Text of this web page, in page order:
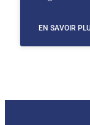
EN SAVOIR